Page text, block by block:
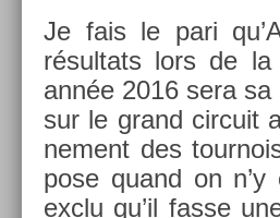
Je fais le pari
résul­tats lors de la
année 2016 sera
sur le grand cir­cuit
ne­ment des
pose quand on
exclu qu’il fasse